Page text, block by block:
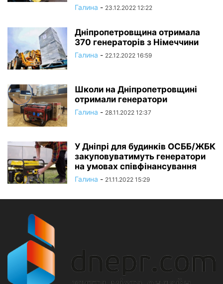
Галина - 23.12.2022 12:22
Дніпропетровщина отримала
370 генераторів з Німеччини
Галина - 22.12.2022 16:59
Школи на Дніпропетровщині
отримали генератори
Галина - 28.11.2022 12:37
У Дніпрі для будинків ОСББ/ЖБК
закуповуватимуть генератори
на умовах співфінансування
Галина - 21.11.2022 15:29